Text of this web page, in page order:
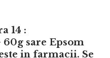
14 :
60g sare Epsom
in farmacii. Se